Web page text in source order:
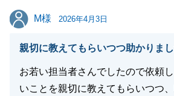
M様
M様 2026年4月3日
親切に教えてもらいつつ助かりま
お若い担当者さんでしたので依頼
いことを親切に教えてもらいつつ、